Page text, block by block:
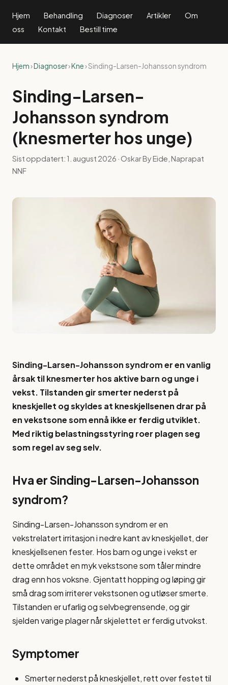
Hjem Behandling Diagnoser Artikler
Om
oss
Kontakt Bestill time
Hjem›Diagnoser›Kne› Sinding-Larsen-Johansson syndrom
Sinding-Larsen-
Johansson syndrom
(knesmerter hos unge)
Sist oppdatert:1. august 2026 · Oskar By Eide, Naprapat
NNF
Sinding-Larsen-Johansson syndrom er en vanlig
årsak til knesmerter hos aktive barn og unge i
vekst. Tilstanden gir smerter nederst på
kneskjellet og skyldes at kneskjellsenen drar på
en vekstsone som ennå ikke er ferdig utviklet.
Med riktig belastningsstyring roer plagen seg
som regel av seg selv.
Hva er Sinding-Larsen-Johansson
syndrom?
Sinding-Larsen-Johansson syndrom er en
vekstrelatert irritasjon i nedre kant av kneskjellet, der
kneskjellsenen fester. Hos barn og unge i vekst er
dette området en myk vekstsone som tåler mindre
drag enn hos voksne. Gjentatt hopping og løping gir
små drag som irriterer vekstsonen og utløser smerte.
Tilstanden er ufarlig og selvbegrensende, og gir
sjelden varige plager når skjelettet er ferdig utvokst.
Symptomer
Smerter nederst på kneskjellet, rett over festet til